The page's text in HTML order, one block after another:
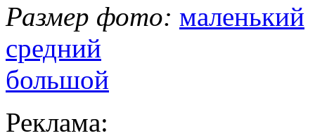
Размер фото: маленький
средний
большой
Реклама: